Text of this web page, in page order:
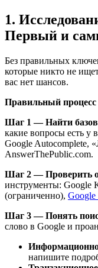
1.
Первый и
Без правильных
которые никто не
вас нет шансов.
Правильный
Шаг 1 — Найти
какие вопросы есть у
Google Autocomplete,
AnswerThePublic.com.
Шаг 2 — Проверить
инструменты: Google
(ограниченно), Google
Шаг 3 — Понять
слово в Google и
напишите